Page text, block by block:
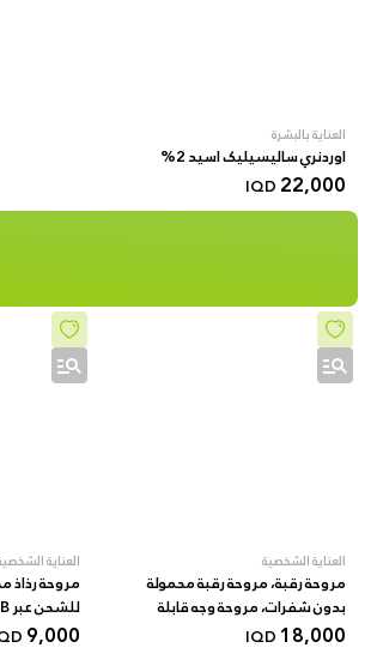
العناية بالبشرة
اوردنري سالیسیلیک اسید 2%
22,000
IQD
العناية الشخصية
مروحة رقبة، مروحة رقبة محمولة
بدون شفرات، مروحة وجه قابلة
18,000
IQD
العناية
مروحة رذاذ
+ أسود
9,000